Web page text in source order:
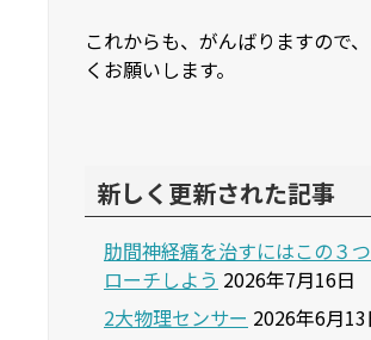
これからも、がんばりますので
くお願いします。
新しく更新された記事
肋間神経痛を治すにはこの３
ローチしよう 2026年7月16日
2大物理センサー 2026年6月13